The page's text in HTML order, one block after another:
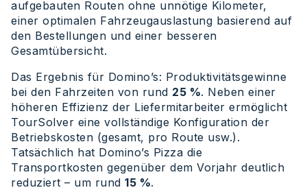
aufgebauten Routen ohne unnötige Kilometer,
einer optimalen Fahrzeugauslastung basierend auf
den Bestellungen und einer besseren
Gesamtübersicht.
Das Ergebnis für Domino’s: Produktivitätsgewinne
bei den Fahrzeiten von rund 25 %. Neben einer
höheren Effizienz der Liefermitarbeiter ermöglicht
TourSolver eine vollständige Konfiguration der
Betriebskosten (gesamt, pro Route usw.).
Tatsächlich hat Domino’s Pizza die
Transportkosten gegenüber dem Vorjahr deutlich
reduziert – um rund 15 %.